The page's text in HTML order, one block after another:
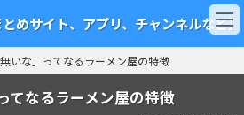
めサイト、アプリ、チャンネルなど】
無いな」ってなるラーメン屋の特徴
てなるラーメン屋の特徴